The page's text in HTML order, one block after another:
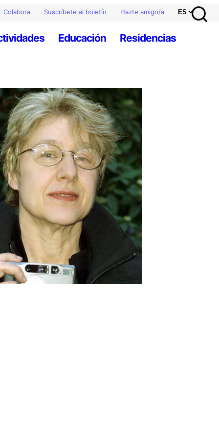
Colabora Suscríbete al boletín Hazte amigo/a
Educación Residencias